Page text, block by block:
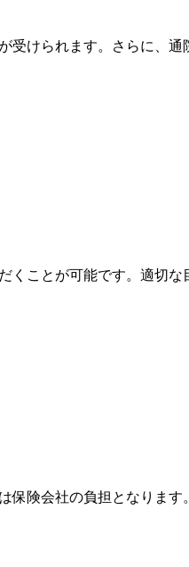
けられます。さらに、
ことが可能です。適切
保険会社の負担となります。